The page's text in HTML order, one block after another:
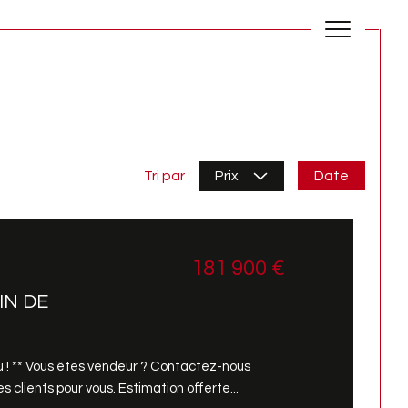
Tri par Prix Date
DE
181 900 €
** Vous êtes vendeur ? Contactez-nous
clients pour vous. Estimation offerte...